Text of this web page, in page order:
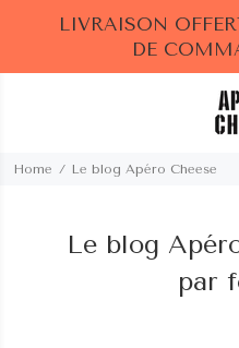
LIVRAISON
DE
Home Le blog Apéro Cheese
Le blog
par